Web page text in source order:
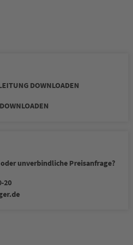
DOWNLOADEN
unverbindliche Preisanfrage?
20